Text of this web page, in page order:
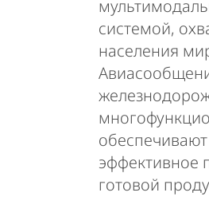
системой,
населения
эффективное
готовой